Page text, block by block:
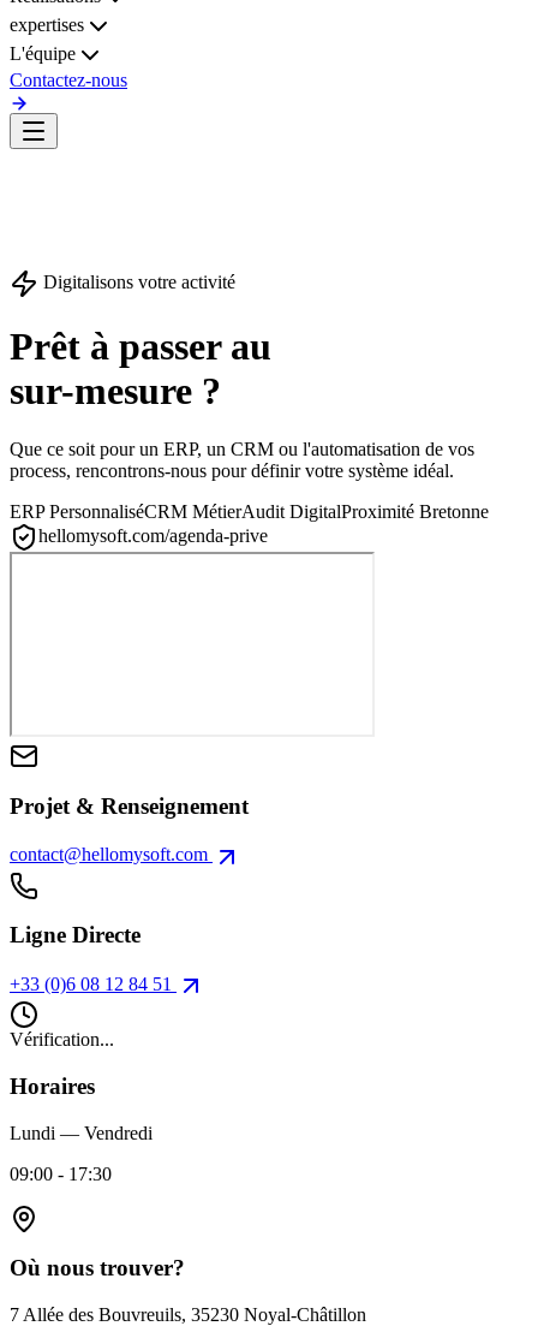
expertises
L'équipe
Contactez-nous
Digitalisons votre activité
Prêt à passer au
sur-mesure ?
Que ce soit pour un ERP, un CRM ou l'automatisation de vos
process, rencontrons-nous pour définir votre système idéal.
ERP PersonnaliséCRM MétierAudit DigitalProximité Bretonne
hellomysoft.com/agenda-prive
Projet & Renseignement
contact@hellomysoft.com
Ligne Directe
+33 (0)6 08 12 84 51
Vérification...
Horaires
Lundi — Vendredi
09:00 - 17:30
Où nous trouver?
7 Allée des Bouvreuils, 35230 Noyal-Châtillon